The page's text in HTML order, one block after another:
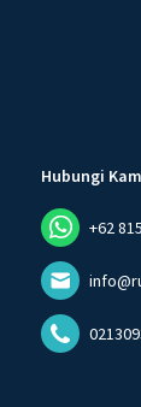
Hubungi
+62